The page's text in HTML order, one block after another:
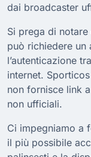
dai broadcaster
Si prega di notare
può richiedere un
l’autenticazione
internet.
non fornisce link
non ufficiali.
Ci impegniamo a
il più possibile